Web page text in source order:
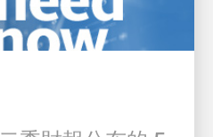
季財報公布的 5